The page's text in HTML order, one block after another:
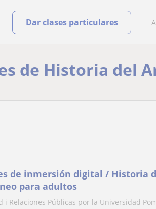
Dar clases particulares
de Historia del
de inmersión digital / Historia
para adultos
i Relaciones Públicas por la Universidad